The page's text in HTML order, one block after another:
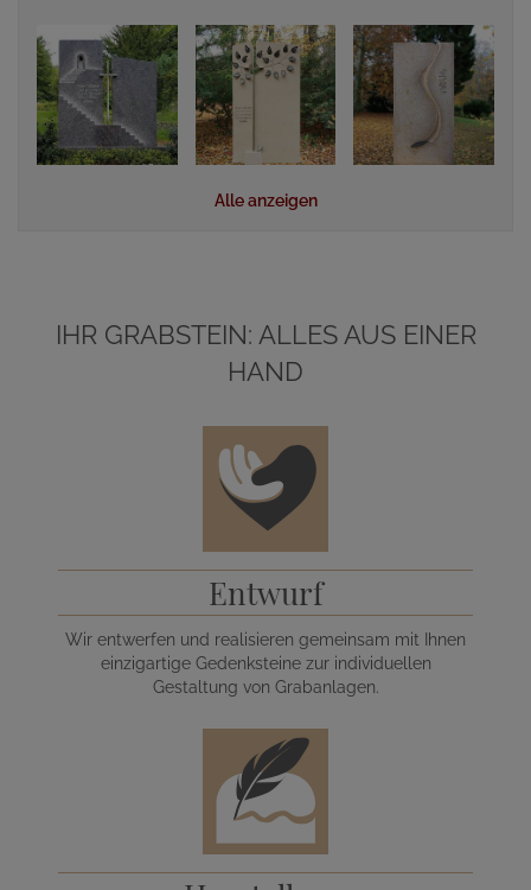
Alle anzeigen
IHR GRABSTEIN: ALLES AUS EINER
HAND
Entwurf
Wir entwerfen und realisieren gemeinsam mit Ihnen
einzigartige Gedenksteine zur individuellen
Gestaltung von Grabanlagen.